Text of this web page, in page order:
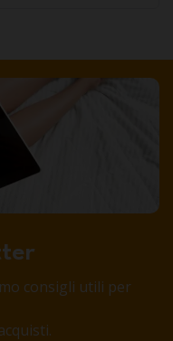
consigli utili per